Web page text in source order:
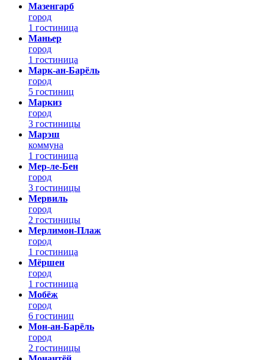
Мазенгарб
город
1 гостиница
Маньер
город
1 гостиница
Марк-ан-Барёль
город
5 гостиниц
Маркиз
город
3 гостиницы
Марэш
коммуна
1 гостиница
Мер-ле-Бен
город
3 гостиницы
Мервиль
город
2 гостиницы
Мерлимон-Плаж
город
1 гостиница
Мёршен
город
1 гостиница
Мобёж
город
6 гостиниц
Мон-ан-Барёль
город
2 гостиницы